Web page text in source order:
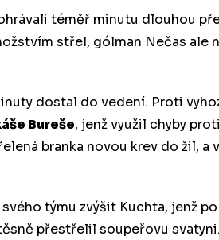
téměř minutu dlouhou
střel, gólman Nečas ale
dostal do vedení. Proti
Bureše, jenž využil chyby
branka novou krev do žil,
týmu zvýšit Kuchta, jenž
přestřelil soupeřovu